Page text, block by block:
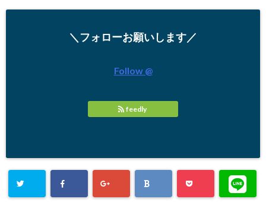
＼フォローお願いします／
Follow @
feedly